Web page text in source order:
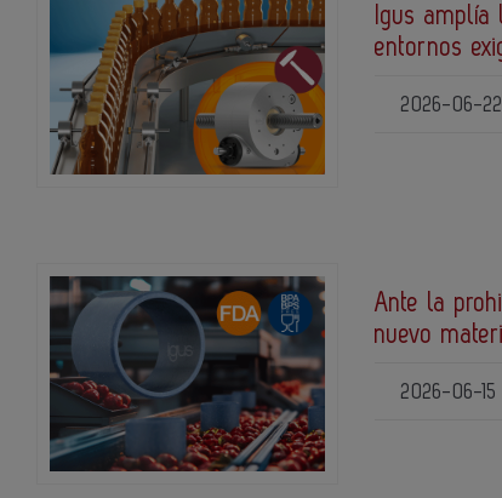
Igus
entornos
2026-06-22
Ante la
nuevo
2026-06-15